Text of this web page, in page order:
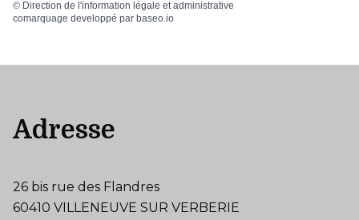
© Direction de l'information légale et administrative
comarquage developpé par baseo.io
Adresse
26 bis rue des Flandres
60410 VILLENEUVE SUR VERBERIE